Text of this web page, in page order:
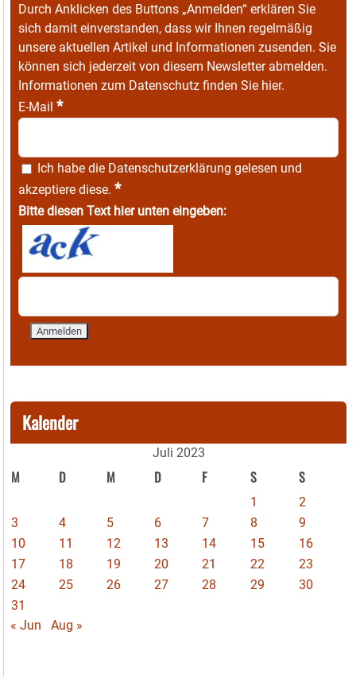
Durch Anklicken des Buttons „Anmelden“ erklären Sie
sich damit einverstanden, dass wir Ihnen regelmäßig
unsere aktuellen Artikel und Informationen zusenden. Sie
können sich jederzeit von diesem Newsletter abmelden.
Informationen zum Datenschutz finden Sie hier.
E-Mail *
Ich habe die Datenschutzerklärung gelesen und
akzeptiere diese. *
Bitte diesen Text hier unten eingeben:
Kalender
Juli 2023
M D M D F S S
1
2
3
4 5 6 7 8
9
10
11 12 13 14 15
16
17
18 19 20 21 22
23
24
25 26 27 28 29
30
31
« Jun
Aug »